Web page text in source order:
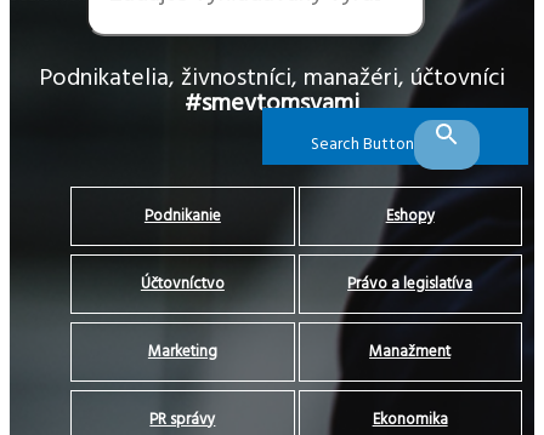
Search Button
Podnikatelia, živnostníci, manažéri, účtovníci
#smevtomsvami
Podnikanie Eshopy
Účtovníctvo Právo a legislatíva
Marketing Manažment
PR správy Ekonomika